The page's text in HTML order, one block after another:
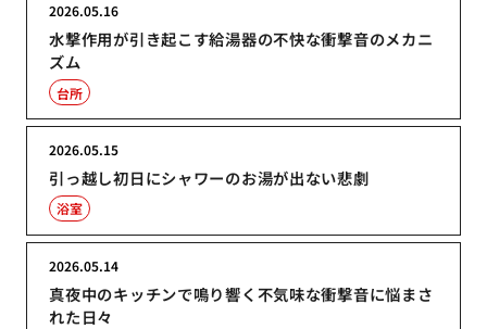
水撃作用が引き起こす給湯器の不快な衝撃音のメカニ
ズム
2026.05.16
台所
引っ越し初日にシャワーのお湯が出ない悲劇
2026.05.15
浴室
真夜中のキッチンで鳴り響く不気味な衝撃音に悩まさ
れた日々
2026.05.14